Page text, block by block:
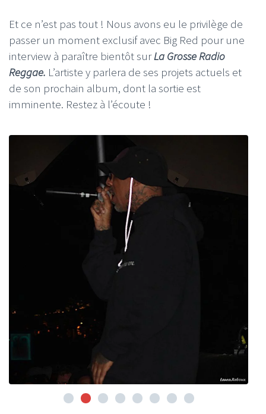
Et ce n’est pas tout ! Nous avons eu le privilège de
passer un moment exclusif avec Big Red pour une
interview à paraître bientôt surLa Grosse Radio
Reggae. L’artiste y parlera de ses projets actuels et
de son prochain album, dont la sortie est
imminente. Restez à l’écoute !